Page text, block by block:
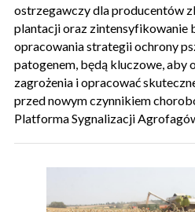
ostrzegawczy dla producentów
plantacji oraz zintensyfikowanie
opracowania strategii ochrony
patogenem, będą kluczowe, aby
zagrożenia i opracować
przed nowym czynnikiem
Platforma Sygnalizacji